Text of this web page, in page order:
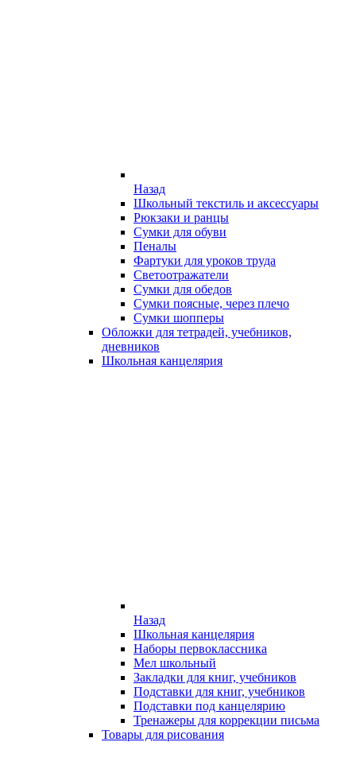
Назад
Школьный текстиль и аксессуары
Рюкзаки и ранцы
Сумки для обуви
Пеналы
Фартуки для уроков труда
Светоотражатели
Сумки для обедов
Сумки поясные, через плечо
Сумки шопперы
Обложки для тетрадей, учебников,
дневников
Школьная канцелярия
Назад
Школьная канцелярия
Наборы первоклассника
Мел школьный
Закладки для книг, учебников
Подставки для книг, учебников
Подставки под канцелярию
Тренажеры для коррекции письма
Товары для рисования